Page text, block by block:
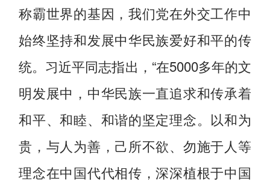
称霸世界的基因，我们党在外交工作中
始终坚持和发展中华民族爱好和平的传
统。习近平同志指出，“在5000多年的文
明发展中，中华民族一直追求和传承着
和平、和睦、和谐的坚定理念。以和为
贵，与人为善，己所不欲、勿施于人等
理念在中国代代相传，深深植根于中国